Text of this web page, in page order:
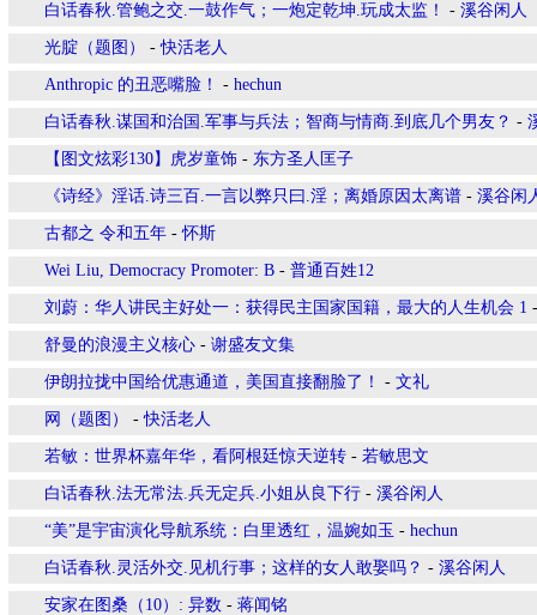
白话春秋.管鲍之交.一鼓作气；一炮定乾坤.玩成太监！ - 溪谷闲人
光腚（题图） -快活老人
Anthropic 的丑恶嘴脸！ - hechun
白话春秋.谋国和治国.军事与兵法；智商与情商.到底几个男友？ -
【图文炫彩130】虎岁童饰 - 东方圣人匡子
《诗经》淫话.诗三百.一言以弊只曰.淫；离婚原因太离谱 - 溪谷闲
古都之 令和五年 -怀斯
Wei Liu, Democracy Promoter: B - 普通百姓12
刘蔚：华人讲民主好处一：获得民主国家国籍，最大的人生机会 1
舒曼的浪漫主义核心 - 谢盛友文集
伊朗拉拢中国给优惠通道，美国直接翻脸了！ - 文礼
网（题图） -快活老人
若敏：世界杯嘉年华，看阿根廷惊天逆转 - 若敏思文
白话春秋.法无常法.兵无定兵.小姐从良下行 - 溪谷闲人
“美”是宇宙演化导航系统：白里透红，温婉如玉 - hechun
白话春秋.灵活外交.见机行事；这样的女人敢娶吗？ - 溪谷闲人
安家在图桑（10）: 异数 - 蒋闻铭